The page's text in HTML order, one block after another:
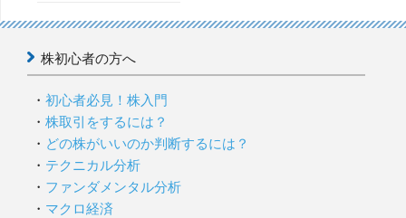
株初心者の方へ
初心者必見！株入門
株取引をするには？
どの株がいいのか判断するには？
テクニカル分析
ファンダメンタル分析
マクロ経済